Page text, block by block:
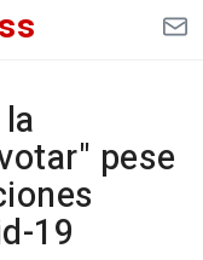
pese
19